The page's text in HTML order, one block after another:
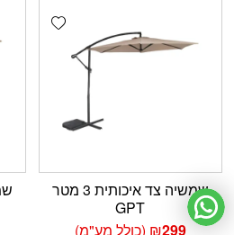
Add wishlist
שמשיה צד איכותית 3 מטר
GPT
₪299 (כולל מע"מ)